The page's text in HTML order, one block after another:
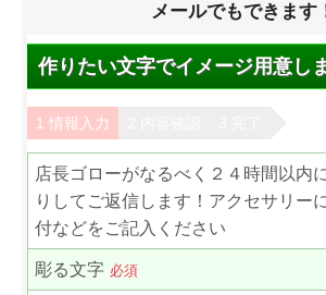
メールでもできます